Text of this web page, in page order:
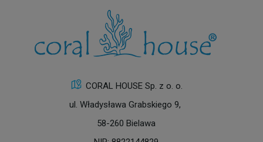
CORAL HOUSE Sp. z o. o.
ul. Władysława Grabskiego 9,
58-260 Bielawa